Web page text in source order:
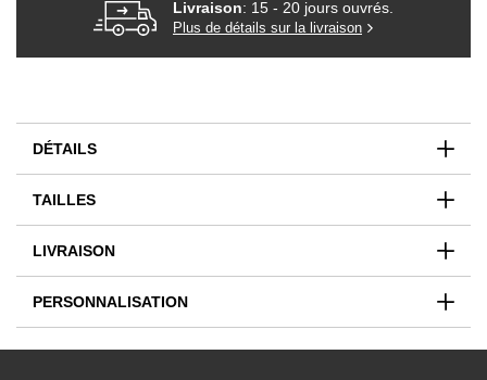
Livraison: 15 - 20 jours ouvrés.
Plus de détails sur la livraison
DÉTAILS
TAILLES
LIVRAISON
PERSONNALISATION